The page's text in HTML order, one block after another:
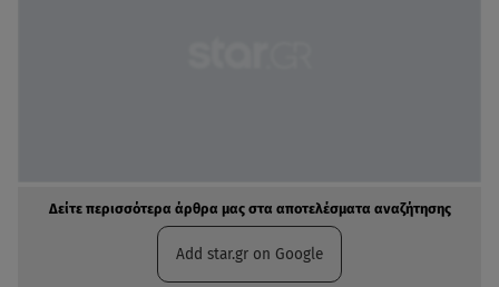
Δείτε περισσότερα άρθρα μας στα αποτελέσματα αναζήτησης
Add star.gr on Google